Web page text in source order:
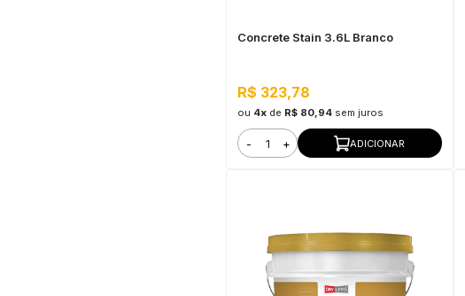
Concrete Stain 3.6L Branco
R$ 323,78
ou 4x de R$ 80,94 sem juros
- + ADICIONAR